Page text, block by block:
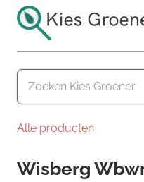
naar
inhoudKies
Groener
Alle producten
Wisberg